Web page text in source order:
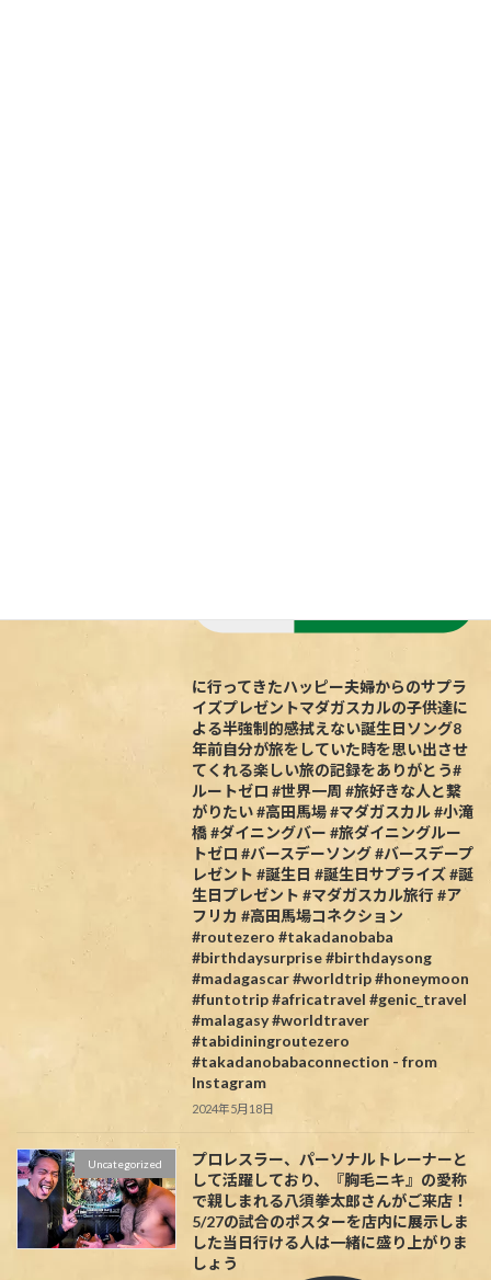
に行ってきたハッピー夫婦からのサプラ
イズプレゼントマダガスカルの子供達に
よる半強制的感拭えない誕生日ソング8
年前自分が旅をしていた時を思い出させ
てくれる楽しい旅の記録をありがとう#
ルートゼロ #世界一周 #旅好きな人と繋
がりたい #高田馬場 #マダガスカル #小滝
橋 #ダイニングバー #旅ダイニングルー
トゼロ #バースデーソング #バースデープ
レゼント #誕生日 #誕生日サプライズ #誕
生日プレゼント #マダガスカル旅行 #ア
フリカ #高田馬場コネクション
#routezero #takadanobaba
#birthdaysurprise #birthdaysong
#madagascar #worldtrip #honeymoon
#funtotrip #africatravel #genic_travel
#malagasy #worldtraver
#tabidiningroutezero
#takadanobabaconnection - from
Instagram
2024年5月18日
Uncategorized
プロレスラー、パーソナルトレーナーと
して活躍しており、『胸毛ニキ』の愛称
で親しまれる八須拳太郎さんがご来店！
5/27の試合のポスターを店内に展示しま
した当日行ける人は一緒に盛り上がりま
しょう